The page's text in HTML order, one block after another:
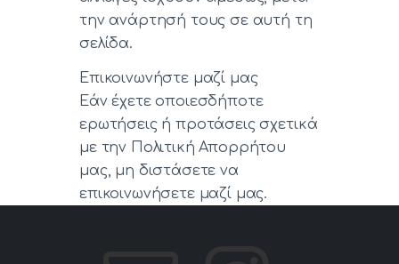
την ανάρτησή τους σε αυτή τη
σελίδα.
Επικοινωνήστε μαζί μας
Εάν έχετε οποιεσδήποτε
ερωτήσεις ή προτάσεις σχετικά
με την Πολιτική Απορρήτου
μας, μη διστάσετε να
επικοινωνήσετε μαζί μας.